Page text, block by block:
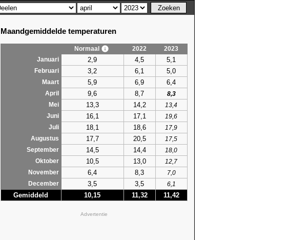
Maandgemiddelde temperaturen
Normaal 2022
2023
Januari
2,9 4,5 5,1
Februari 3,2 6,1 5,0
Maart 5,9 6,9 6,4
April 9,6 8,7
8,3
Mei
13,3 14,2
13,4
Juni
16,1 17,1
19,6
Juli
18,1 18,6
17,9
Augustus
17,7 20,5
17,5
September
14,5 14,4
18,0
Oktober
10,5 13,0
12,7
November
6,4 8,3
7,0
December
3,5 3,5 6,1
Gemiddeld 10,15 11,32 11,42
Advertentie